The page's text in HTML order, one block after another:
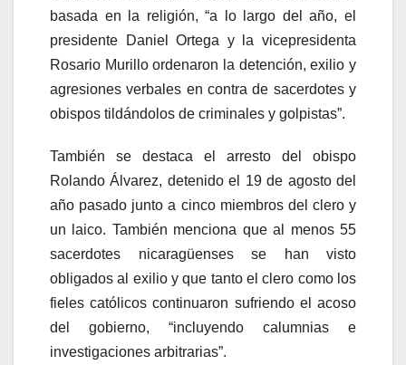
basada en la religión, “a lo largo del año, el
presidente Daniel Ortega y la vicepresidenta
Rosario Murillo ordenaron la detención, exilio y
agresiones verbales en contra de sacerdotes y
obispos tildándolos de criminales y golpistas”.
También se destaca el arresto del obispo
Rolando Álvarez, detenido el 19 de agosto del
año pasado junto a cinco miembros del clero y
un laico. También menciona que al menos 55
sacerdotes nicaragüenses se han visto
obligados al exilio y que tanto el clero como los
fieles católicos continuaron sufriendo el acoso
del gobierno, “incluyendo calumnias e
investigaciones arbitrarias”.